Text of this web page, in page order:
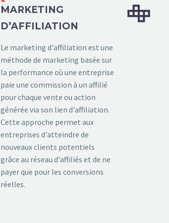
MARKETING
D’AFFILIATION
Le marketing d'affiliation est une
méthode de marketing basée sur
la performance où une entreprise
paie une commission à un affilié
pour chaque vente ou action
générée via son lien d'affiliation.
Cette approche permet aux
entreprises d'atteindre de
nouveaux clients potentiels
grâce au réseau d'affiliés et de ne
payer que pour les conversions
réelles.

